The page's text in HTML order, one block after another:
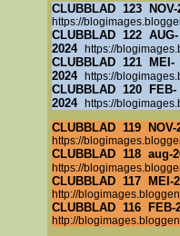
CLUBBLAD 123 NOV-
https://
CLUBBLAD 122 AUG-
2024 https://
CLUBBLAD 121 MEI-
2024 https://
CLUBBLAD 120 FEB-
2024 https://
CLUBBLAD 119 NOV-
https://
CLUBBLAD 118 aug-
https://
CLUBBLAD 117 MEI-
http://
CLUBBLAD 116 FEB-
http://